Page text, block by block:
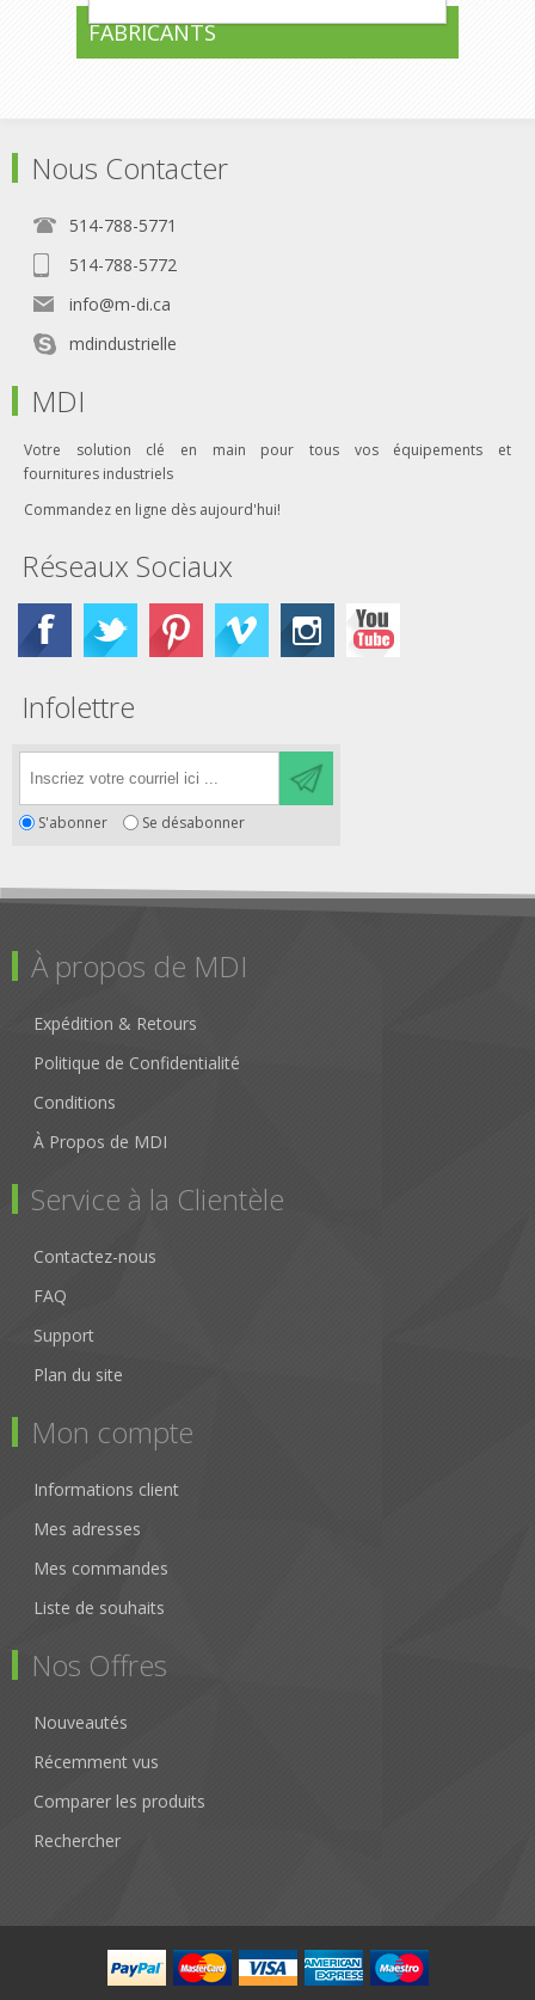
FABRICANTS
Nous Contacter
514-788-5771
514-788-5772
info@m-di.ca
mdindustrielle
MDI
Votre solution clé en main pour tous vos équipements et
fournitures industriels
Commandez en ligne dès aujourd'hui!
Réseaux Sociaux
Infolettre
S'abonner Se désabonner
À propos de MDI
Expédition & Retours
Politique de Confidentialité
Conditions
À Propos de MDI
Service à la Clientèle
Contactez-nous
FAQ
Support
Plan du site
Mon compte
Informations client
Mes adresses
Mes commandes
Liste de souhaits
Nos Offres
Nouveautés
Récemment vus
Comparer les produits
Rechercher